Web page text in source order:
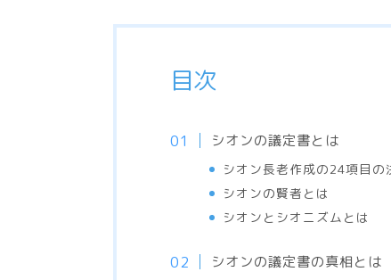
目次
シオンの議定書とは
シオン長老作成の24項目の
シオンの賢者とは
シオンとシオニズムとは
シオンの議定書の真相とは